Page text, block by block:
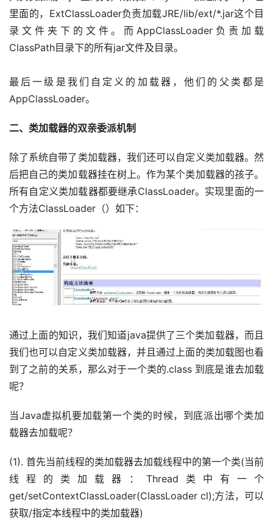
里面的，ExtClassLoader负责加载JRE/lib/ext/*.jar这个目
录文件夹下的文件。而AppClassLoader负责加载
ClassPath目录下的所有jar文件及目录。
最后一级是我们自定义的加载器，他们的父类都是
AppClassLoader。
二、类加载器的双亲委派机制
除了系统自带了类加载器，我们还可以自定义类加载器。然
后把自己的类加载器挂在树上。作为某个类加载器的孩子。
所有自定义类加载器都要继承ClassLoader。实现里面的一
个方法ClassLoader（）如下：
通过上面的知识，我们知道java提供了三个类加载器，而且
我们也可以自定义类加载器，并且通过上面的类加载图也看
到了之前的关系，那么对于一个类的.class 到底是谁去加载
呢？
当Java虚拟机要加载第一个类的时候，到底派出哪个类加
载器去加载呢？
(1). 首先当前线程的类加载器去加载线程中的第一个类(当前
线程的类加载器：Thread类中有一个
get/setContextClassLoader(ClassLoader cl);方法，可以
获取/指定本线程中的类加载器)